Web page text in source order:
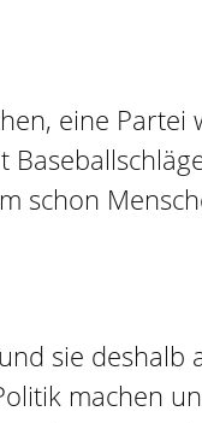
eine
schon
sie
machen